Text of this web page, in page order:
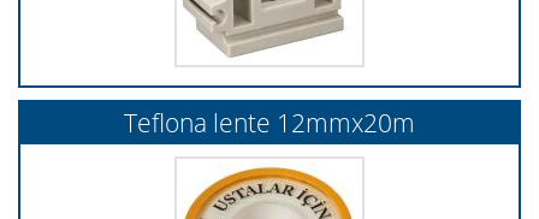
Teflona lente 12mmx20m